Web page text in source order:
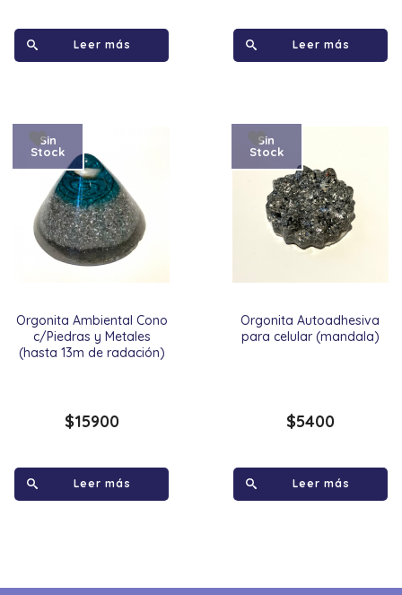
Leer más Leer más
Orgonita Ambiental Cono
c/Piedras y Metales
(hasta 13m de radación)
Sin
Stock
$15900
Leer más
Orgonita Autoadhesiva
para celular (mandala)
Sin
Stock
$5400
Leer más